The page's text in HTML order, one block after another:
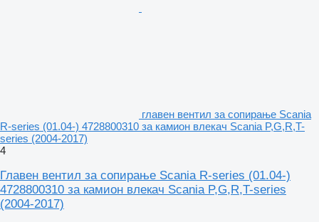
главен вентил за сопирање Scania
R-series (01.04-) 4728800310 за камион влекач Scania P,G,R,T-
series (2004-2017)
4
Главен вентил за сопирање Scania R-series (01.04-)
4728800310 за камион влекач Scania P,G,R,T-series
(2004-2017)